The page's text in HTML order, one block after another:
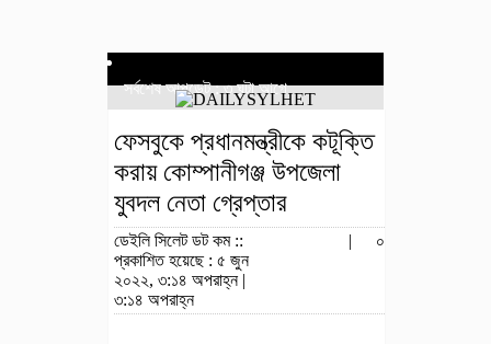
সর্বশেষ আপডেট : ৩ ঘন্টা আগে
ফেসবুকে প্রধানমন্ত্রীকে কটূক্তি
করায় কোম্পানীগঞ্জ উপজেলা
যুবদল নেতা গ্রেপ্তার
ডেইলি সিলেট ডট কম ::
প্রকাশিত হয়েছে : ৫ জুন
২০২২, ৩:১৪ অপরাহ্ন |
৩:১৪ অপরাহ্ন
| ০